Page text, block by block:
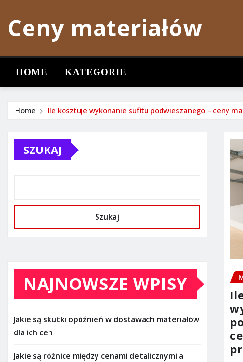
content
Ceny materiałów
HOME KATEGORIE
Home Ile kosztuje wykonanie sufitu podwieszanego – ceny
SZUKAJ
Szukaj
NAJNOWSZE WPISY
Jakie są skutki opóźnień w dostawach materiałów
dla ich cen
Jakie są różnice między cenami detalicznymi a